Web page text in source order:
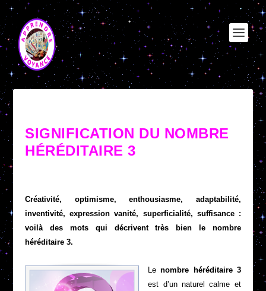
SIGNIFICATION DU NOMBRE
HÉRÉDITAIRE 3
Créativité, optimisme, enthousiasme, adaptabilité,
inventivité, expression vanité, superficialité, suffisance :
voilà des mots qui décrivent très bien le nombre
héréditaire 3.
Le nombre héréditaire 3
est d’un naturel calme et